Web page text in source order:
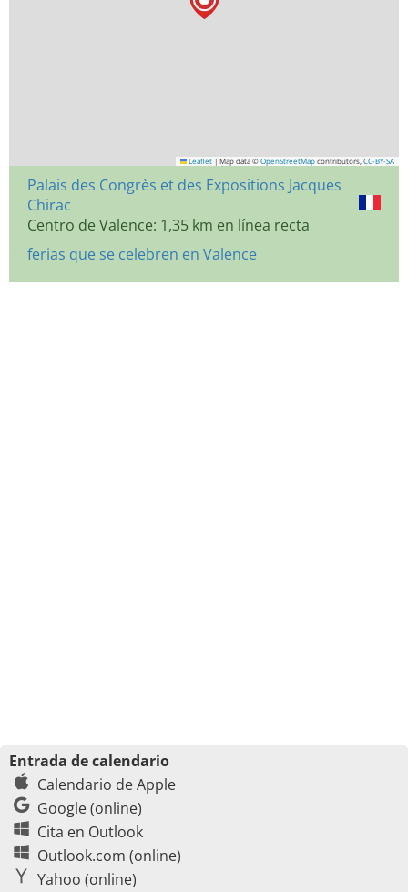
Leaflet | Map data © OpenStreetMap contributors, CC-BY-SA
Palais des Congrès et des Expositions Jacques
Chirac
Centro de Valence: 1,35 km en línea recta
ferias que se celebren en Valence
Entrada de calendario
Calendario de Apple
Google (online)
Cita en Outlook
Outlook.com (online)
Yahoo (online)